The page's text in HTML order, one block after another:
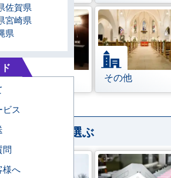
宿泊施設 その他
エアコンを選ぶ
佐賀県
宮崎県
県
ス
問
様へ